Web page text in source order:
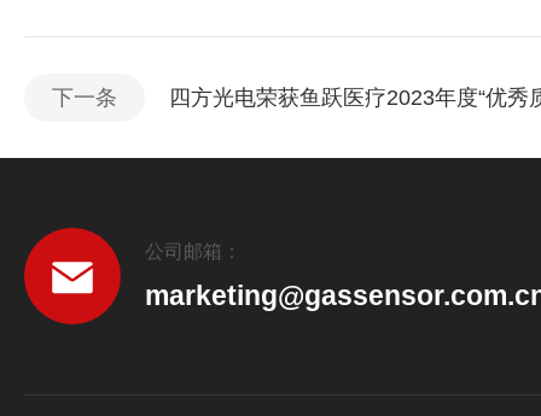
下一条 四方光电荣获鱼跃医疗2023年度“优秀
公司邮箱：